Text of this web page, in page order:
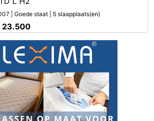
| Goede staat | 5 slaapplaats(en)
23.500